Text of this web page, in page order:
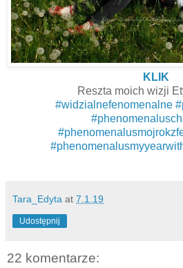
KLIK
Reszta moich wizji
#widzialnefenomenalne #
#
#
#
Tara_Edyta at 7.1.19
Udostępnij
22 komentarze: